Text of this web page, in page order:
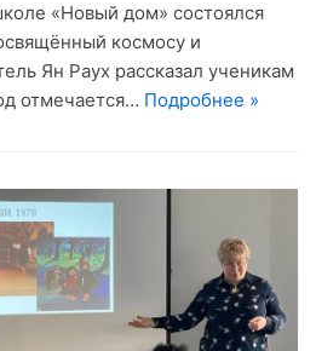
«Новый дом» состоялся
космосу и
Ян Раух рассказал ученикам
отмечается… Подробнее »